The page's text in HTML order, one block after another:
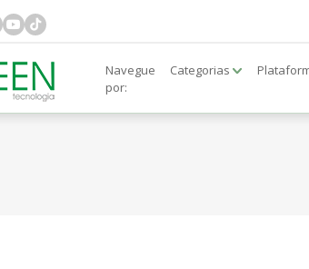
Navegue
por:
Categorias